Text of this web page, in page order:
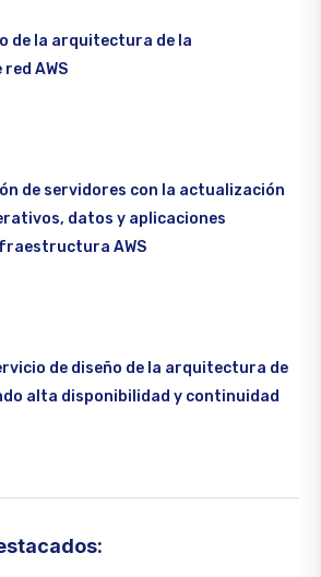
de la arquitectura de la
AWS
de servidores con la actualización
datos y aplicaciones
AWS
de diseño de la arquitectura de
alta disponibilidad y continuidad